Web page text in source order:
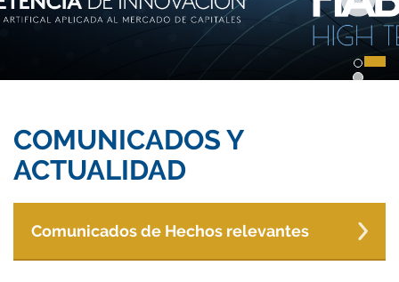
COMUNICADOS Y
ACTUALIDAD
Comunicados de Hechos relevantes